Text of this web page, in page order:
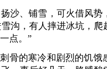
沙、铺雪，可火借风势
沟，有人摔进冰坑，爬
点。”
骨的寒冷和剧烈的饥饿